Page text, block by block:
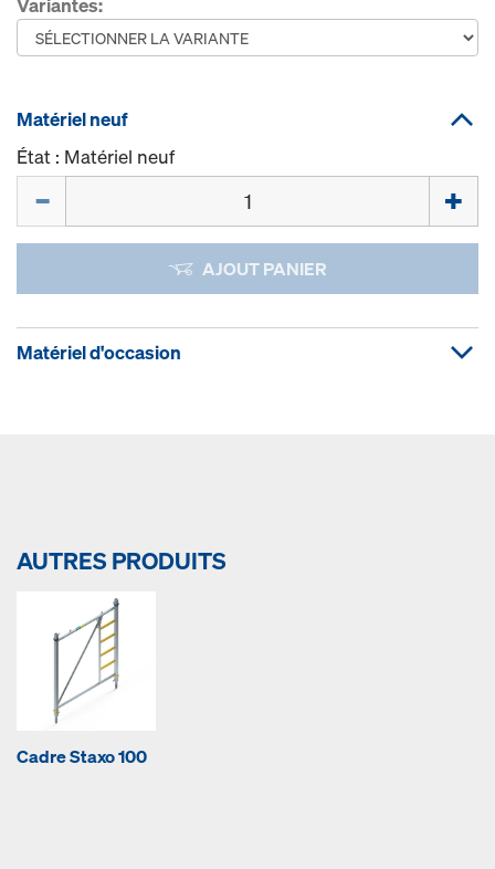
Matériel neuf
État : Matériel neuf
AJOUT PANIER
Matériel d'occasion
AUTRES PRODUITS
Cadre Staxo 100